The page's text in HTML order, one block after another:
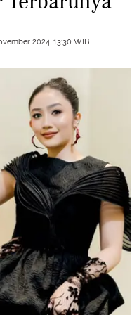
2024, 13:30 WIB